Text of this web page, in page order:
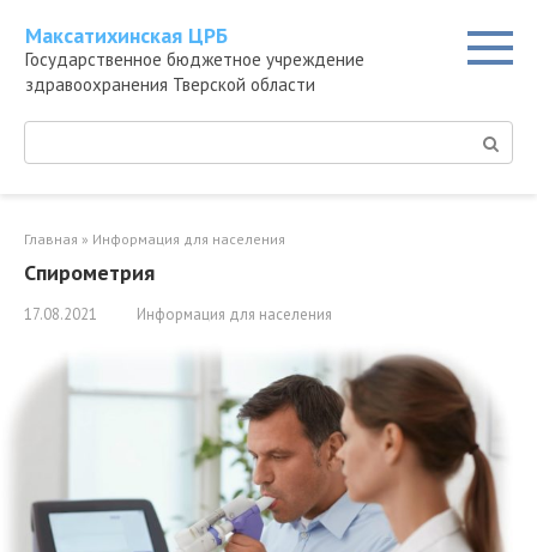
контенту
Максатихинская ЦРБ
Государственное бюджетное учреждение
здравоохранения Тверской области
Поиск:
Главная » Информация для населения
Спирометрия
17.08.2021 Информация для населения